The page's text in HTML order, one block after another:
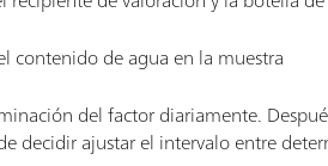
contenido de agua en la muestra
del factor diariamente.
decidir ajustar el intervalo entre